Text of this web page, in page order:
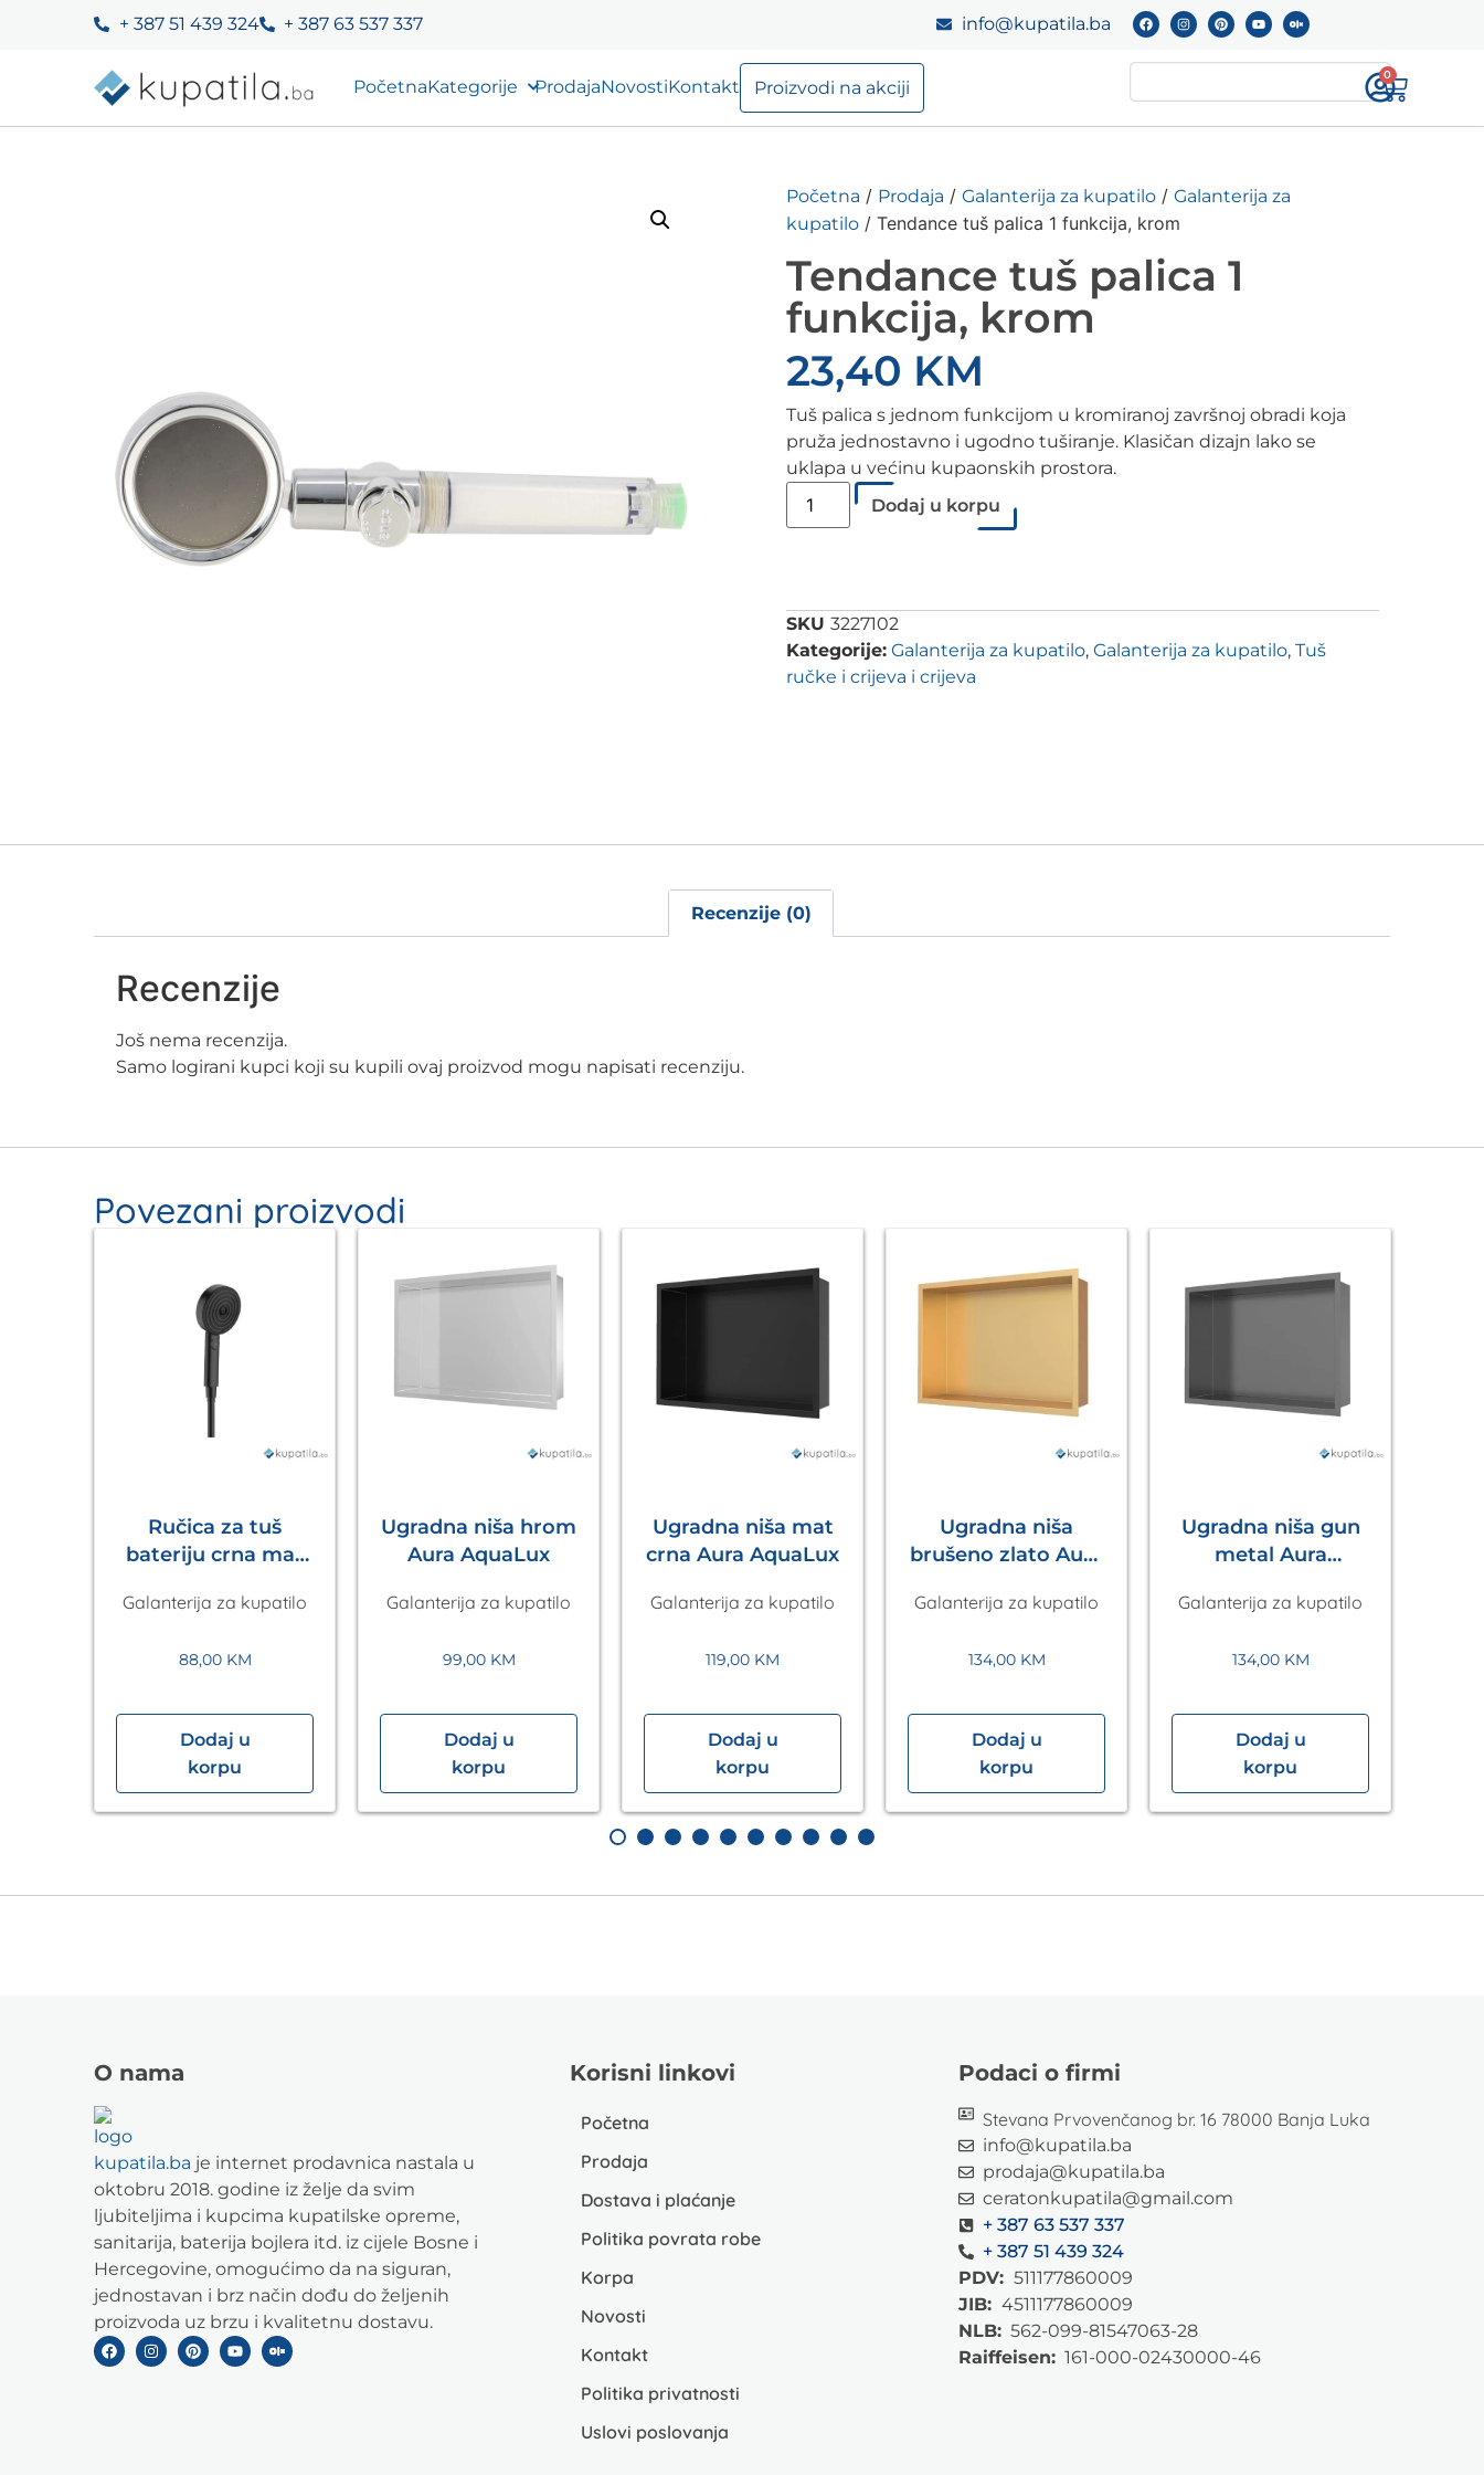
+ 387 51 439 324 + 387 63 537 337 info@kupatila.ba
PočetnaKategorije ProdajaNovostiKontakt Proizvodi na akciji
0
Početna / Prodaja / Galanterija za kupatilo / Galanterija za
kupatilo / Tendance tuš palica 1 funkcija, krom
Tendance tuš palica 1
funkcija, krom
23,40 KM
Tuš palica s jednom funkcijom u kromiranoj završnoj obradi koja
pruža jednostavno i ugodno tuširanje. Klasičan dizajn lako se
uklapa u većinu kupaonskih prostora.
Dodaj u korpu
SKU 3227102
Kategorije: Galanterija za kupatilo, Galanterija za kupatilo, Tuš
ručke i crijeva i crijeva
Recenzije (0)
Recenzije
Još nema recenzija.
Samo logirani kupci koji su kupili ovaj proizvod mogu napisati recenziju.
Povezani proizvodi
Ručica za tuš
bateriju crna mat
HANSGROHE
Galanterija za kupatilo
88,00 KM
Dodaj u
korpu
Ugradna niša hrom
Aura AquaLux
Galanterija za kupatilo
99,00 KM
Dodaj u
korpu
Ugradna niša mat
crna Aura AquaLux
Galanterija za kupatilo
119,00 KM
Dodaj u
korpu
Ugradna niša
brušeno zlato Aura
Galanterija za kupatilo
134,00 KM
Dodaj u
korpu
Ugradna niša gun
metal Aura
Galanterija za kupatilo
134,00 KM
Dodaj u
korpu
O nama
kupatila.ba je internet prodavnica nastala u
oktobru 2018. godine iz želje da svim
ljubiteljima i kupcima kupatilske opreme,
sanitarija, baterija bojlera itd. iz cijele Bosne i
Hercegovine, omogućimo da na siguran,
jednostavan i brz način dođu do željenih
proizvoda uz brzu i kvalitetnu dostavu.
Korisni linkovi
Početna
Prodaja
Dostava i plaćanje
Politika povrata robe
Korpa
Novosti
Kontakt
Politika privatnosti
Uslovi poslovanja
Podaci o firmi
Stevana Prvovenčanog br. 16 78000 Banja Luka
info@kupatila.ba
prodaja@kupatila.ba
ceratonkupatila@gmail.com
+ 387 63 537 337
+ 387 51 439 324
PDV: 511177860009
JIB: 4511177860009
NLB:562-099-81547063-28
Raiffeisen:161-000-02430000-46